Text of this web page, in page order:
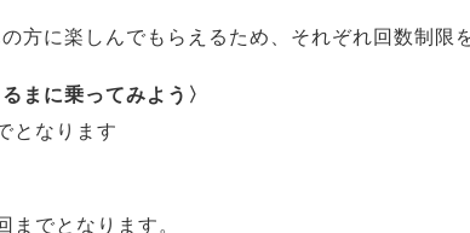
方に楽しんでもらえるため、それぞれ回数制限
まに乗ってみよう〉
となります
までとなります。